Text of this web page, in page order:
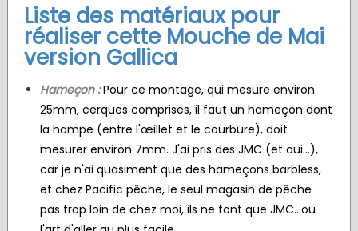
Liste des matériaux pour
réaliser cette Mouche de Mai
version Gallica
Hameçon :Pour ce montage, qui mesure environ
25mm, cerques comprises, il faut un hameçon dont
la hampe (entre l'œillet et le courbure), doit
mesurer environ 7mm. J'ai pris des JMC (et oui...),
car je n'ai quasiment que des hameçons barbless,
et chez Pacific pêche, le seul magasin de pêche
pas trop loin de chez moi, ils ne font que JMC...ou